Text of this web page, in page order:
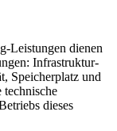
Leistungen dienen
Infrastruktur-
Speicherplatz und
technische
dieses